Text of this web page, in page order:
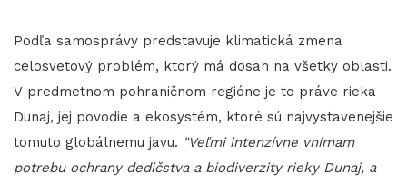
Podľa samosprávy predstavuje klimatická zmena
celosvetový problém, ktorý má dosah na všetky oblasti.
V predmetnom pohraničnom regióne je to práve rieka
Dunaj, jej povodie a ekosystém, ktoré sú najvystavenejšie
tomuto globálnemu javu. "Veľmi intenzívne vnímam
potrebu ochrany dedičstva a biodiverzity rieky Dunaj, a